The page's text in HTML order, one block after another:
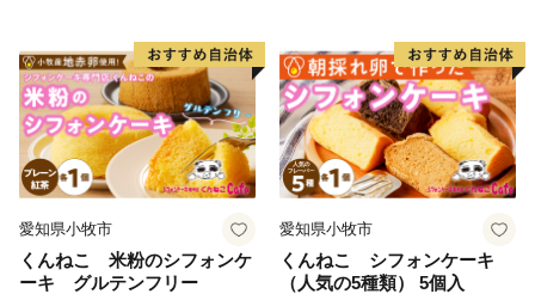
レーション ホールケーキ 日
時指定可
デコレーションケーキ ホー
ルケーキ 人形 かわいい こど
も
愛知県小牧市
くんねこ 米粉のシフォンケ
ーキ グルテンフリー
愛知県小牧市
くんねこ シフォンケーキ
（人気の5種類） 5個入